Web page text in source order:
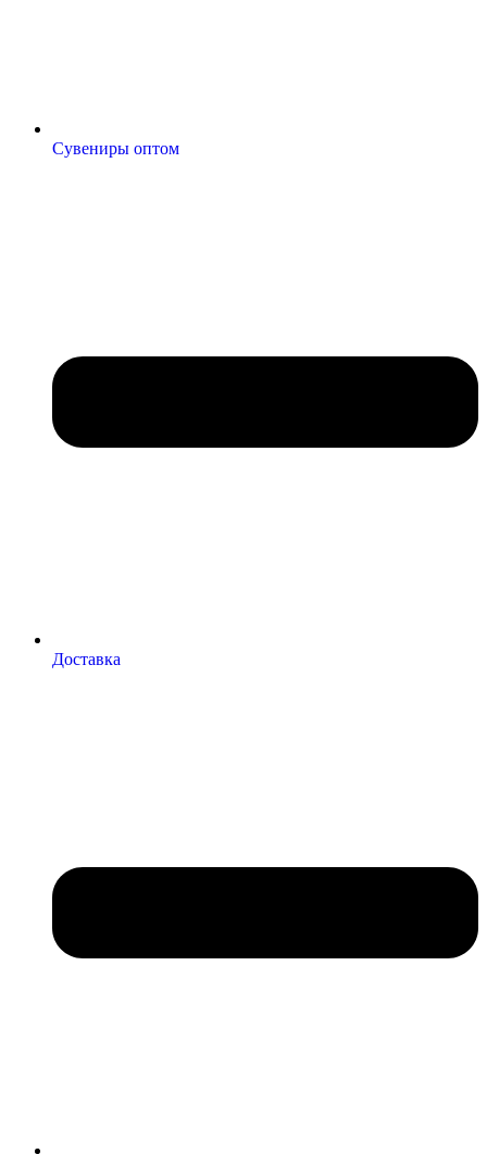
Сувениры оптом
Доставка